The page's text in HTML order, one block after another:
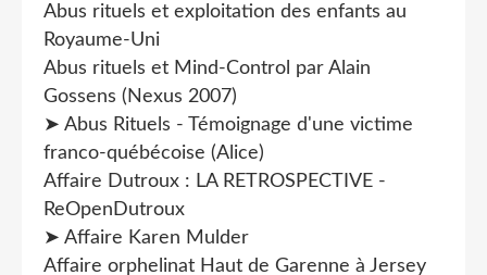
Abus rituels et exploitation des enfants au
Royaume-Uni
Abus rituels et Mind-Control par Alain
Gossens (Nexus 2007)
➤ Abus Rituels - Témoignage d'une victime
franco-québécoise (Alice)
Affaire Dutroux : LA RETROSPECTIVE -
ReOpenDutroux
➤ Affaire Karen Mulder
Affaire orphelinat Haut de Garenne à Jersey